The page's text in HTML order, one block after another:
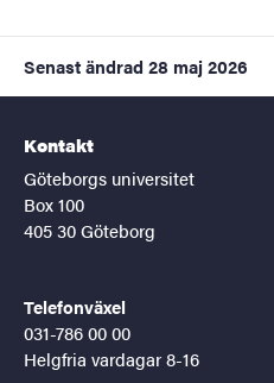
Senast ändrad 28 maj 2026
Kontakt
Göteborgs universitet
Box 100
405 30 Göteborg
Telefonväxel
031-786 00 00
Helgfria vardagar 8-16